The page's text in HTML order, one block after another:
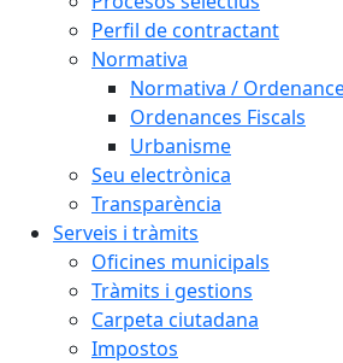
Perfil de contractant
Normativa
Normativa /
Ordenances Fiscals
Urbanisme
Seu electrònica
Transparència
Serveis i tràmits
Oficines municipals
Tràmits i gestions
Carpeta ciutadana
Impostos